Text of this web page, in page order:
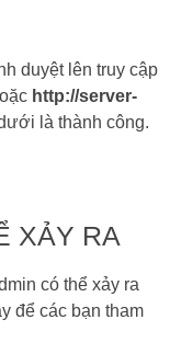
duyệt lên truy cập
http://server-
là thành công.
XẢY RA
có thể xảy ra
để các bạn tham